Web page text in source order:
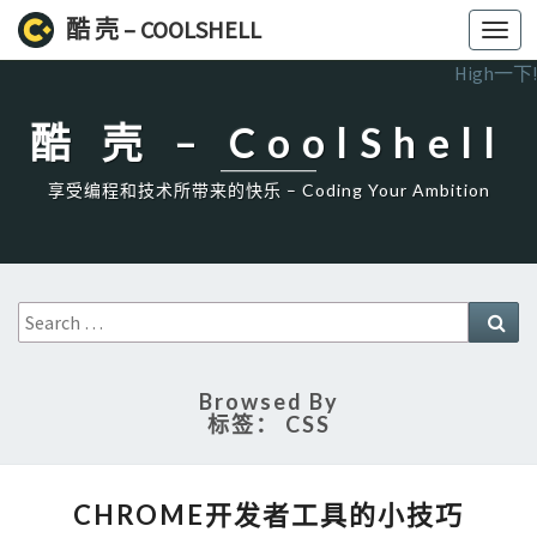
酷 壳 – COOLSHELL
High一下!
酷 壳 – CoolShell
享受编程和技术所带来的快乐 – Coding Your Ambition
Search
for:
Browsed By
标签： CSS
开
CHROME开发者工具的小技巧